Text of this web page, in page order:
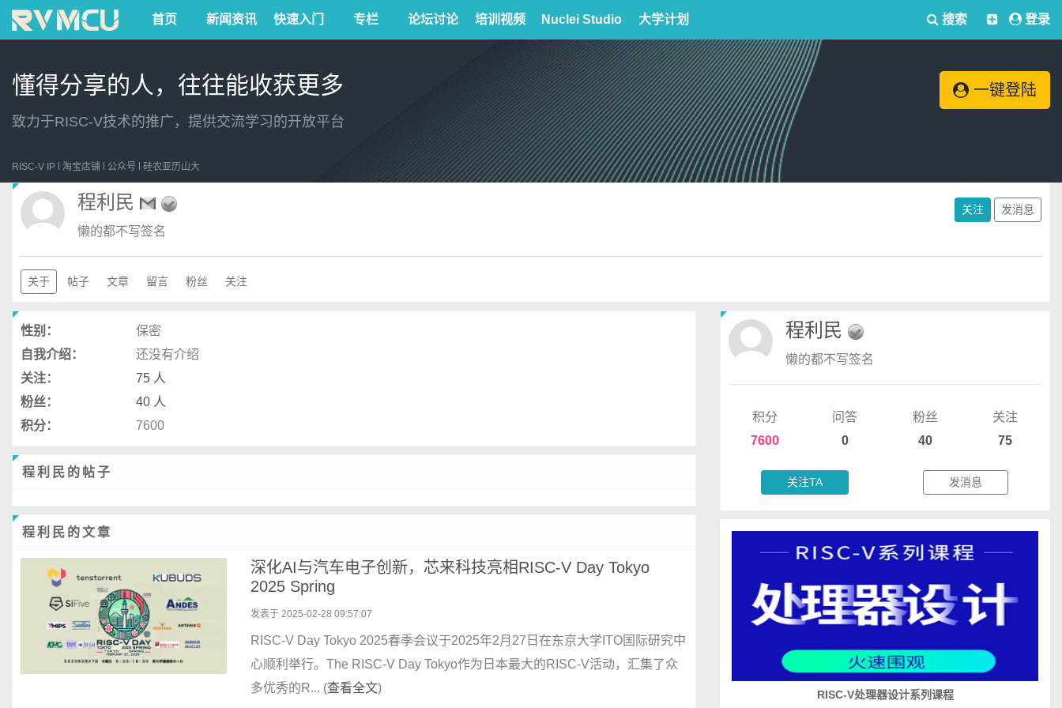
首页 新闻资讯 快速入门 专栏 论坛讨论 培训视频 Nuclei Studio 大学计划 搜索 登录
懂得分享的人，往往能收获更多
致力于RISC-V技术的推广，提供交流学习的开放平台
一键登陆
RISC-V IP 淘宝店铺 公众号 硅农亚历山大
程利民
懒的都不写签名
关注 发消息
关于 帖子 文章 留言 粉丝 关注
性别：
保密
自我介绍：
还没有介绍
关注：
75 人
粉丝：
40 人
积分：
7600
程利民的帖子
程利民的文章
深化AI与汽车电子创新，芯来科技亮相RISC-V Day Tokyo
2025 Spring
发表于 2025-02-28 09:57:07
RISC-V Day Tokyo 2025春季会议于2025年2月27日在东京大学ITO国际研究中
心顺利举行。The RISC-V Day Tokyo作为日本最大的RISC-V活动，汇集了众
多优秀的R... (查看全文)
程利民
懒的都不写签名
积分
7600
问答
0
粉丝
40
关注
75
关注TA 发消息
RISC-V处理器设计系列课程